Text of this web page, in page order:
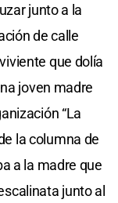
junto a la
de calle
que dolía
joven madre
“La
la columna de
a la madre que
junto al